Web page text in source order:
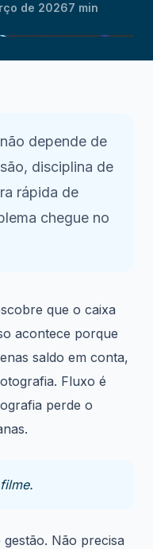
de 20267 min
depende de
disciplina de
rápida de
chegue no
que o caixa
acontece porque
saldo em conta,
Fluxo é
perde o
Não precisa